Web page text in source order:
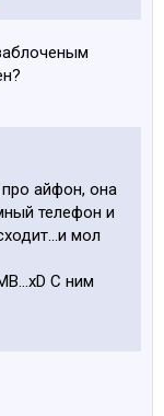
про айфон, она
телефон и
мол
С ним